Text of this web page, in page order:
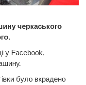
черкаського
у Facebook,
було вкрадено